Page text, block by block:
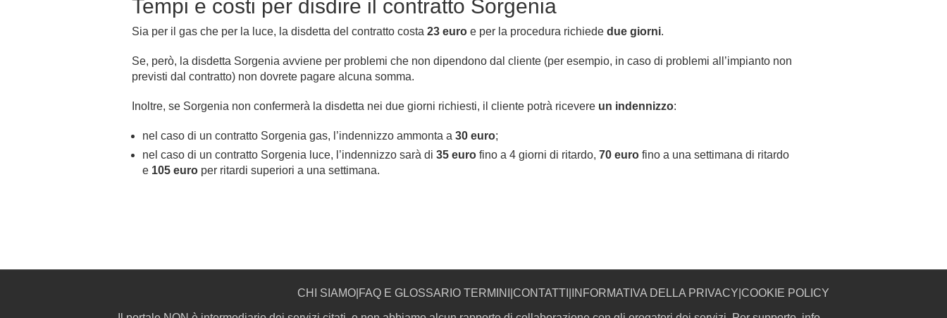
Tempi e costi per disdire il contratto Sorgenia
Sia per il gas che per la luce, la disdetta del contratto costa 23 euro e per la procedura richiede due giorni.
Se, però, la disdetta Sorgenia avviene per problemi che non dipendono dal cliente (per esempio, in caso di problemi all’impianto non
previsti dal contratto) non dovrete pagare alcuna somma.
Inoltre, se Sorgenia non confermerà la disdetta nei due giorni richiesti, il cliente potrà ricevere un indennizzo:
nel caso di un contratto Sorgenia gas, l’indennizzo ammonta a 30 euro;
nel caso di un contratto Sorgenia luce, l’indennizzo sarà di 35 euro fino a 4 giorni di ritardo, 70 euro fino a una settimana di ritardo
e 105 euro per ritardi superiori a una settimana.
CHI SIAMO FAQ E GLOSSARIO TERMINI CONTATTI INFORMATIVA DELLA PRIVACY COOKIE POLICY